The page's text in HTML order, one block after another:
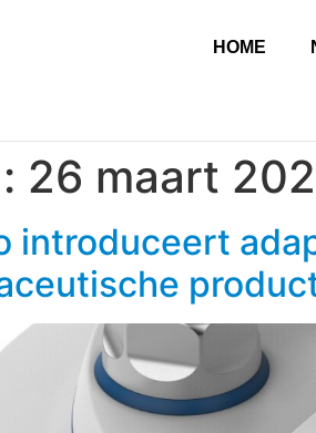
HOME
26 maart
introduceert